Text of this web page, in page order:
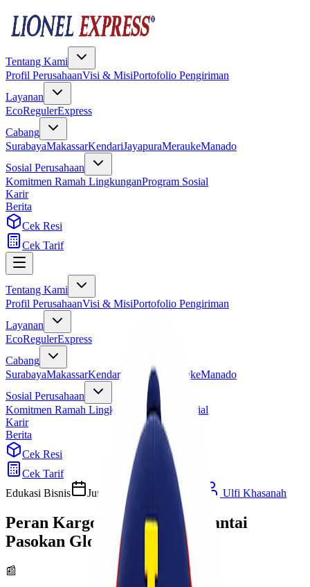
Tentang Kami
Profil PerusahaanVisi & MisiPortofolio Pengiriman
Layanan
EcoRegulerExpress
Cabang
SurabayaMakassarKendariJayapuraMeraukeManado
Sosial Perusahaan
Komitmen Ramah LingkunganProgram Sosial
Karir
Berita
Cek Resi
Cek Tarif
Tentang Kami
Profil PerusahaanVisi & MisiPortofolio Pengiriman
Layanan
EcoRegulerExpress
Cabang
SurabayaMakassarKendari Jayapura MeraukeManado
Sosial Perusahaan
Komitmen Ramah Lingkungan
Program Sosial
Karir
Berita
Cek Resi
Cek Tarif
Edukasi Bisnis
Jumat, 29 September 2023 Ulfi Khasanah
Peran Kargo Udara dalam Rantai
Pasokan Global
📰